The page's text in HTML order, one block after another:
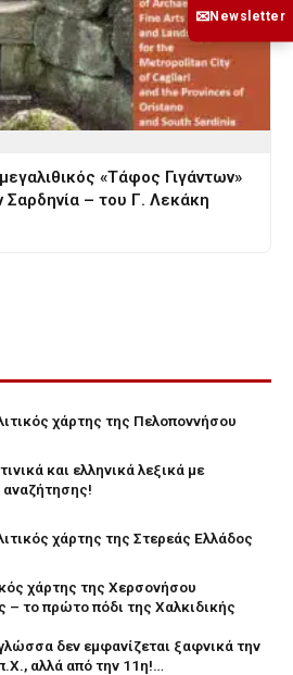
«Τάφος Γιγάντων»
– του Γ. Λεκάκη
χάρτης της Πελοποννήσου
και ελληνικά λεξικά με
αναζήτησης!
χάρτης της Στερεάς Ελλάδος
χάρτης της Χερσονήσου
– το πρώτο πόδι της Χαλκιδικής
δεν εμφανίζεται ξαφνικά την
π.Χ., αλλά από την 11η!…
✉Newsletter